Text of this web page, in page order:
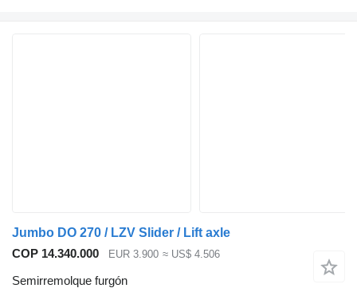
Jumbo DO 270 / LZV Slider / Lift axle
COP 14.340.000
EUR 3.900 ≈ US$ 4.506
Semirremolque furgón